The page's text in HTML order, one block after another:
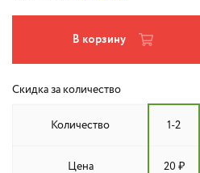
В корзину
Скидка за количество
Количество 1-2
Цена 20 ₽